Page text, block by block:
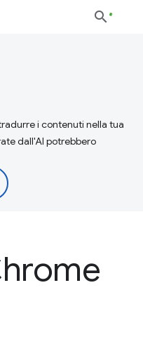
i contenuti nella tua
dall'AI potrebbero